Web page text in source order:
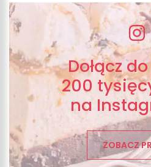
Dołącz
200
na
ZOBACZ